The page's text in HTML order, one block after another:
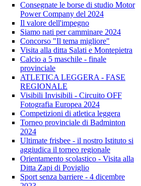
Consegnate le borse di studio Motor
Power Company del 2024
Il valore dell'impegno
Siamo nati per camminare 2024
Concorso "Il tema migliore"
Visita alla ditta Salati e Montepietra
Calcio a 5 maschile - finale
provinciale
ATLETICA LEGGERA - FASE
REGIONALE
Visibili Invisibili - Circuito OFF
Fotografia Europea 2024
Competizioni di atletica leggera
Torneo provinciale di Badminton
2024
Ultimate frisbee - il nostro Istituto si
aggiudica il torneo regionale
Orientamento scolastico - Visita alla
Ditta Zapi di Poviglio
Sport senza barriere - 4 dicembre